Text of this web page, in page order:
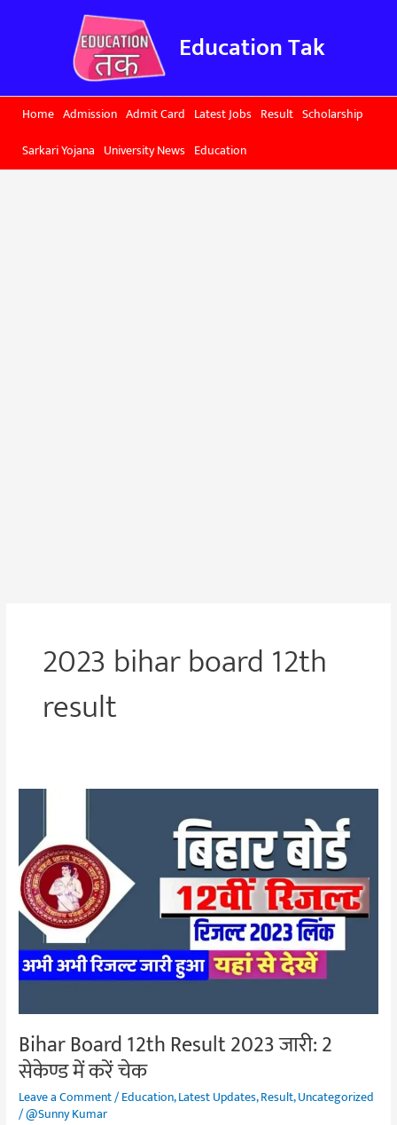
Education Tak
Home Admission Admit Card Latest Jobs Result Scholarship
Sarkari Yojana University News Education
2023 bihar board 12th
result
Bihar Board 12th Result 2023 जारी: 2
सेकेण्ड में करें चेक
Leave a Comment/Education,Latest Updates,Result,Uncategorized
/@Sunny Kumar
12th
Result
2023
जारी:
सेकेण्ड
में
चेक